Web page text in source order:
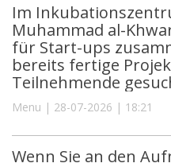
Im
Muhammad al-
für Start-ups
bereits fertige
Teilnehmende
Menu | 28-07-2026 | 18:21
Wenn Sie an den